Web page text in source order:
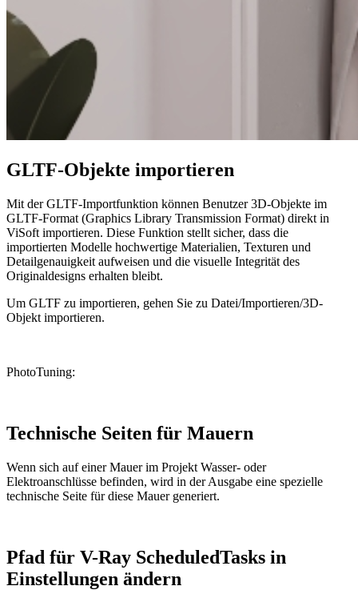
GLTF-Objekte importieren
Mit der GLTF-Importfunktion können Benutzer 3D-Objekte im
GLTF-Format (Graphics Library Transmission Format) direkt in
ViSoft importieren. Diese Funktion stellt sicher, dass die
importierten Modelle hochwertige Materialien, Texturen und
Detailgenauigkeit aufweisen und die visuelle Integrität des
Originaldesigns erhalten bleibt.
Um GLTF zu importieren, gehen Sie zu Datei/Importieren/3D-
Objekt importieren.
PhotoTuning:
Technische Seiten für Mauern
Wenn sich auf einer Mauer im Projekt Wasser- oder
Elektroanschlüsse befinden, wird in der Ausgabe eine spezielle
technische Seite für diese Mauer generiert.
Pfad für V-Ray ScheduledTasks in
Einstellungen ändern